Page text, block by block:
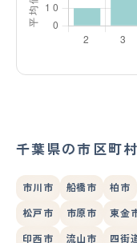
千葉県の市区町
市川市 船橋市 柏市
松戸市 市原市 東金
印西市 流山市 四街